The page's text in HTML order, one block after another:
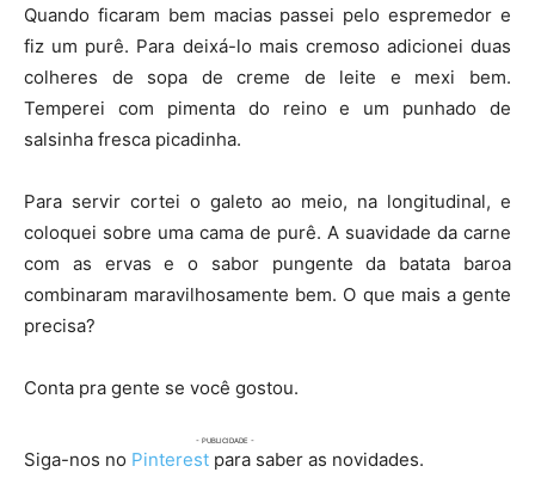
Quando ficaram bem macias passei pelo espremedor e
fiz um purê. Para deixá-lo mais cremoso adicionei duas
colheres de sopa de creme de leite e mexi bem.
Temperei com pimenta do reino e um punhado de
salsinha fresca picadinha.
Para servir cortei o galeto ao meio, na longitudinal, e
coloquei sobre uma cama de purê. A suavidade da carne
com as ervas e o sabor pungente da batata baroa
combinaram maravilhosamente bem. O que mais a gente
precisa?
Conta pra gente se você gostou.
Siga-nos no Pinterest para saber as novidades.